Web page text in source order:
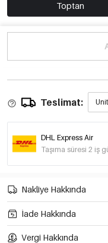
Toptan
Teslimat:
DHL Express Air
Taşıma süresi 2 iş
Nakliye Hakkında
İade Hakkında
Vergi Hakkında